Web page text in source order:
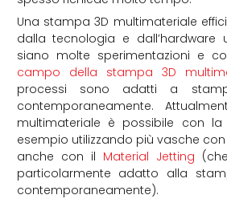
Una stampa 3D multimateriale
dalla tecnologia e dall’hardware
siano molte sperimentazioni e
campo della stampa 3D
processi sono adatti a
contemporaneamente.
multimateriale è possibile con la
esempio utilizzando più vasche
anche con il Material Jetting
particolarmente adatto alla
contemporaneamente).